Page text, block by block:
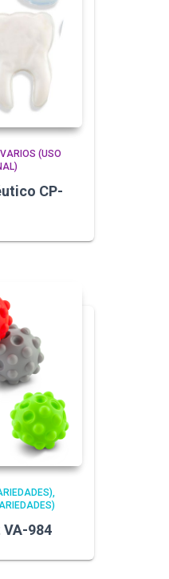
VARIOS (USO
CP-
VA-984